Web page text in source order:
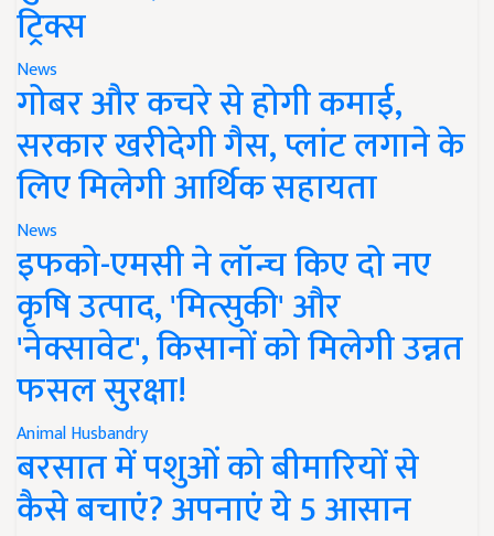
ट्रिक्स
News
गोबर और कचरे से होगी कमाई,
सरकार खरीदेगी गैस, प्लांट लगाने के
लिए मिलेगी आर्थिक सहायता
News
इफको-एमसी ने लॉन्च किए दो नए
कृषि उत्पाद, 'मित्सुकी' और
'नेक्सावेट', किसानों को मिलेगी उन्नत
फसल सुरक्षा!
Animal Husbandry
बरसात में पशुओं को बीमारियों से
कैसे बचाएं? अपनाएं ये 5 आसान